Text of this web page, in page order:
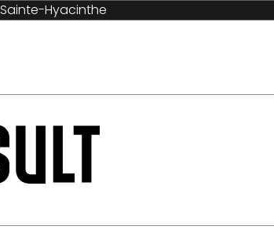
Sainte-Hyacinthe